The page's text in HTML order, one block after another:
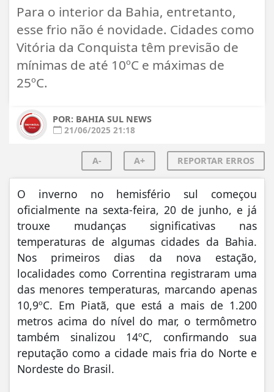
Para o interior da Bahia, entretanto,
esse frio não é novidade. Cidades como
Vitória da Conquista têm previsão de
mínimas de até 10ºC e máximas de
25ºC.
POR: BAHIA SUL NEWS
21/06/2025 21:18
A- A+ REPORTAR ERROS
O inverno no hemisfério sul começou
oficialmente na sexta-feira, 20 de junho, e já
trouxe mudanças significativas nas
temperaturas de algumas cidades da Bahia.
Nos primeiros dias da nova estação,
localidades como Correntina registraram uma
das menores temperaturas, marcando apenas
10,9ºC. Em Piatã, que está a mais de 1.200
metros acima do nível do mar, o termômetro
também sinalizou 14ºC, confirmando sua
reputação como a cidade mais fria do Norte e
Nordeste do Brasil.